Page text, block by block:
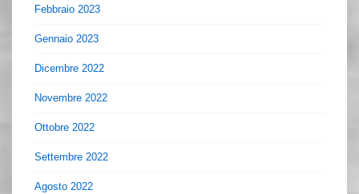
Febbraio 2023
Gennaio 2023
Dicembre 2022
Novembre 2022
Ottobre 2022
Settembre 2022
Agosto 2022